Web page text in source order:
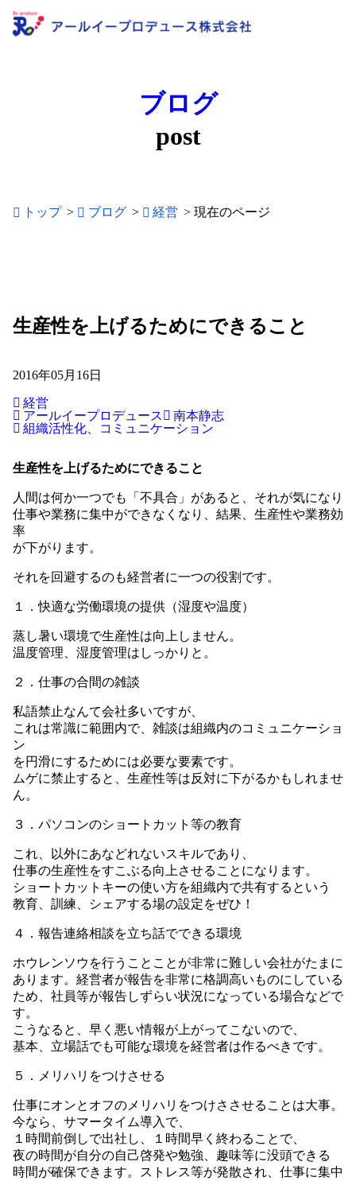
ブログ
post
トップ > ブログ > 経営 >現在のページ
生産性を上げるためにできること
2016年05月16日
経営
アールイープロデュース
南本静志
組織活性化、コミュニケーション
生産性を上げるためにできること
人間は何か一つでも「不具合」があると、それが気になり
仕事や業務に集中ができなくなり、結果、生産性や業務効
率
が下がります。
それを回避するのも経営者に一つの役割です。
１．快適な労働環境の提供（湿度や温度）
蒸し暑い環境で生産性は向上しません。
温度管理、湿度管理はしっかりと。
２．仕事の合間の雑談
私語禁止なんて会社多いですが、
これは常識に範囲内で、雑談は組織内のコミュニケーショ
ン
を円滑にするためには必要な要素です。
ムゲに禁止すると、生産性等は反対に下がるかもしれませ
ん。
３．パソコンのショートカット等の教育
これ、以外にあなどれないスキルであり、
仕事の生産性をすこぶる向上させることになります。
ショートカットキーの使い方を組織内で共有するという
教育、訓練、シェアする場の設定をぜひ！
４．報告連絡相談を立ち話でできる環境
ホウレンソウを行うことことが非常に難しい会社がたまに
あります。経営者が報告を非常に格調高いものにしている
ため、社員等が報告しずらい状況になっている場合などで
す。
こうなると、早く悪い情報が上がってこないので、
基本、立場話でも可能な環境を経営者は作るべきです。
５．メリハリをつけさせる
仕事にオンとオフのメリハリをつけささせることは大事。
今なら、サマータイム導入で、
１時間前倒しで出社し、１時間早く終わることで、
夜の時間が自分の自己啓発や勉強、趣味等に没頭できる
時間が確保できます。ストレス等が発散され、仕事に集中